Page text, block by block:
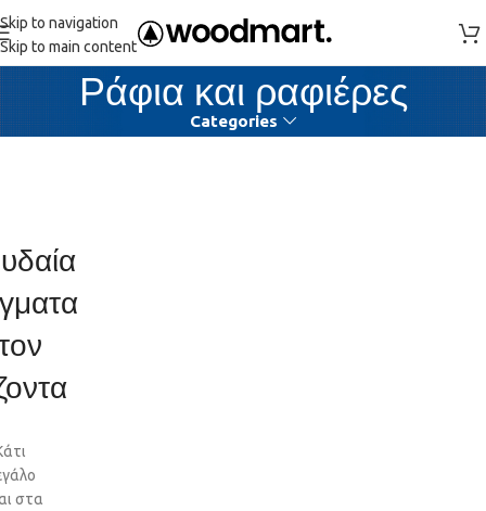
Skip to navigation
Skip to main content
Ράφια και ραφιέρες
Categories
στα